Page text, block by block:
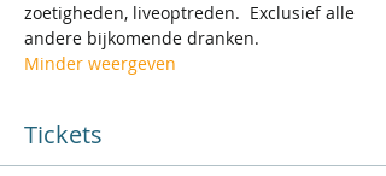
zoetigheden, liveoptreden.  Exclusief alle
andere bijkomende dranken.
Minder weergeven
Tickets